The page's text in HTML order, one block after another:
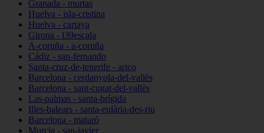
Granada - murtas
Huelva - isla-cristina
Huelva - cartaya
Girona - l39escala
A-coruña - a-coruña
Cádiz - san-fernando
Santa-cruz-de-tenerife - arico
Barcelona - cerdanyola-del-vallès
Barcelona - sant-cugat-del-vallès
Las-palmas - santa-brígida
Illes-balears - santa-eulària-des-riu
Barcelona - mataró
Murcia - san-javier